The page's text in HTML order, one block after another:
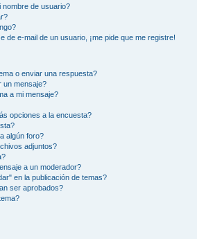
nombre de usuario?
de e-mail de un usuario, ¡me pide que me registre!
o enviar una respuesta?
un mensaje?
a mi mensaje?
opciones a la encuesta?
algún foro?
adjuntos?
a un moderador?
en la publicación de temas?
ser aprobados?